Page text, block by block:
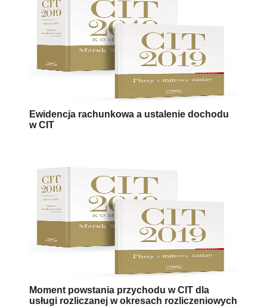
Ewidencja rachunkowa a ustalenie dochodu
w CIT
Moment powstania przychodu w CIT dla
usługi rozliczanej w okresach rozliczeniowych